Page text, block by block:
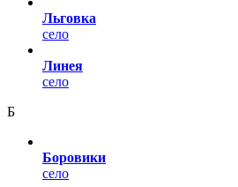
Льговка
село
Линея
село
Б
Боровики
село